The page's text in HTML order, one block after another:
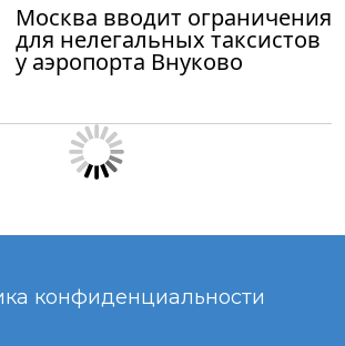
Москва вводит ограничения
для нелегальных таксистов
у аэропорта Внуково
конфиденциальности